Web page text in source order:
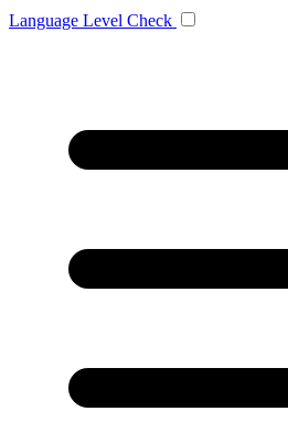
Language Level Check